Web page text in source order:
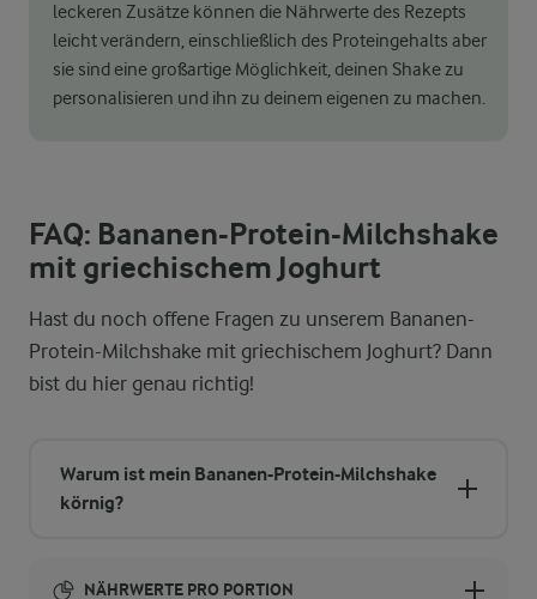
leckeren Zusätze können die Nährwerte des Rezepts
leicht verändern, einschließlich des Proteingehalts aber
sie sind eine großartige Möglichkeit, deinen Shake zu
personalisieren und ihn zu deinem eigenen zu machen.
FAQ: Bananen-Protein-Milchshake
mit griechischem Joghurt
Hast du noch offene Fragen zu unserem Bananen-
Protein-Milchshake mit griechischem Joghurt? Dann
bist du hier genau richtig!
Warum ist mein Bananen-Protein-Milchshake
körnig?
NÄHRWERTE PRO PORTION